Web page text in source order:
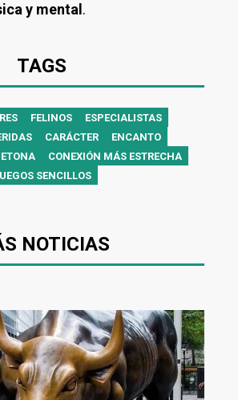
y mental .
TAGS
FELINOS
ESPECIALISTAS
CARÁCTER
ENCANTO
CONEXIÓN MÁS ESTRECHA
SENCILLOS
NOTICIAS